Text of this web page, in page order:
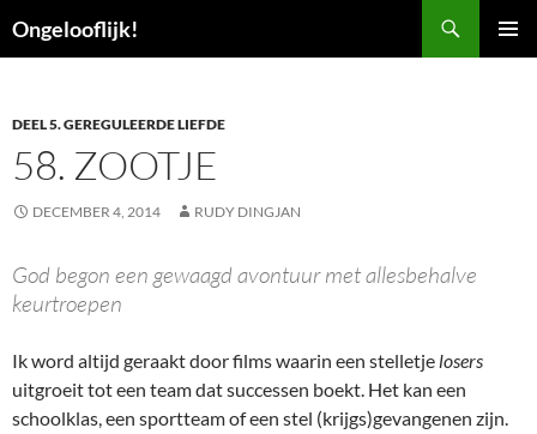
naar
Ongelooflijk!
DEEL 5. GEREGULEERDE LIEFDE
58. ZOOTJE
DECEMBER 4, 2014 RUDY DINGJAN
God begon een gewaagd avontuur met allesbehalve
keurtroepen
Ik word altijd geraakt door films waarin een stelletje losers
uitgroeit tot een team dat successen boekt. Het kan een
schoolklas, een sportteam of een stel (krijgs)gevangenen zijn.